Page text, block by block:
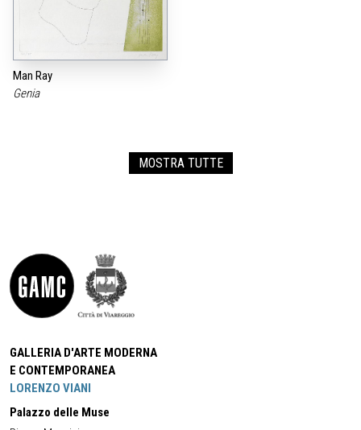
Man Ray
Genia
MOSTRA TUTTE
GALLERIA D'ARTE MODERNA
E CONTEMPORANEA
LORENZO VIANI
Palazzo delle Muse